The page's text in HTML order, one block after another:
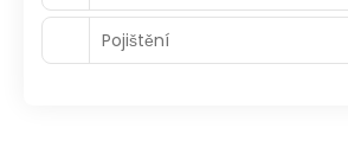
Pojištění